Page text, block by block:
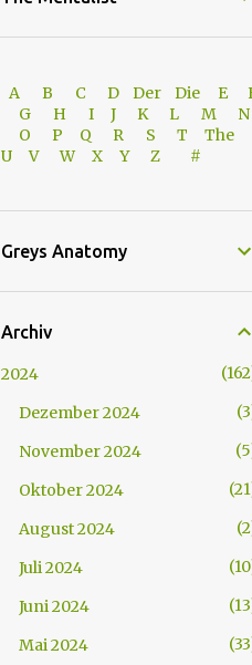
A B C D Der Die E
G
H I J K L M
N
O
P Q R S T
The
U V
W X Y Z #
Greys Anatomy
Archiv
2024
162
Dezember 2024
3
November 2024
5
Oktober 2024
21
August 2024
2
Juli 2024
10
Juni 2024
13
Mai 2024
33